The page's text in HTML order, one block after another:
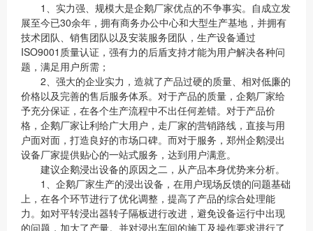
1、实力强、规模大是企鹅厂家优点的不争事实。自成立发
展至今已30余年，拥有商务办公中心和大型生产基地，并拥有
技术团队、销售团队以及安装服务团队，生产设备通过
ISO9001质量认证，强有力的后盾支持才能为用户解决各种问
题，满足用户所需；
2、强大的企业实力，造就了产品过硬的质量、相对低廉的
价格以及完善的售后服务体系。对于产品的质量，企鹅厂家给
予充分保证，在各个生产流程中不出任何差错。对于产品价
格，企鹅厂家让利给广大用户，走厂家的营销路线，直接与用
户面对面，打造良好的市场口碑。而对于服务，郑州企鹅浸出
设备厂家提供贴心的一站式服务，达到用户满意。
建议企鹅浸出设备的原因之二，从产品本身优势来分析。
1、企鹅厂家生产的浸出设备，在用户现场反馈的问题基础
上，在各个环节进行了优化调整，提高了产品的综合处理能
力。如对平转浸出器转子隔板进行改进，避免设备运行中出现
的问题，加大了产量。并对浸出车间的施工及操作要求进行了